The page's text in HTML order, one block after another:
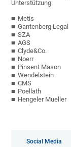
Unterstützung:
Metis
Gantenberg Legal
SZA
AGS
Clyde&Co.
Noerr
Pinsent Mason
Wendelstein
CMS
Poellath
Hengeler Mueller
Social Media